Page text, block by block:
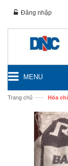
Đăng nhập
MENU
Trang chủ —› Hóa